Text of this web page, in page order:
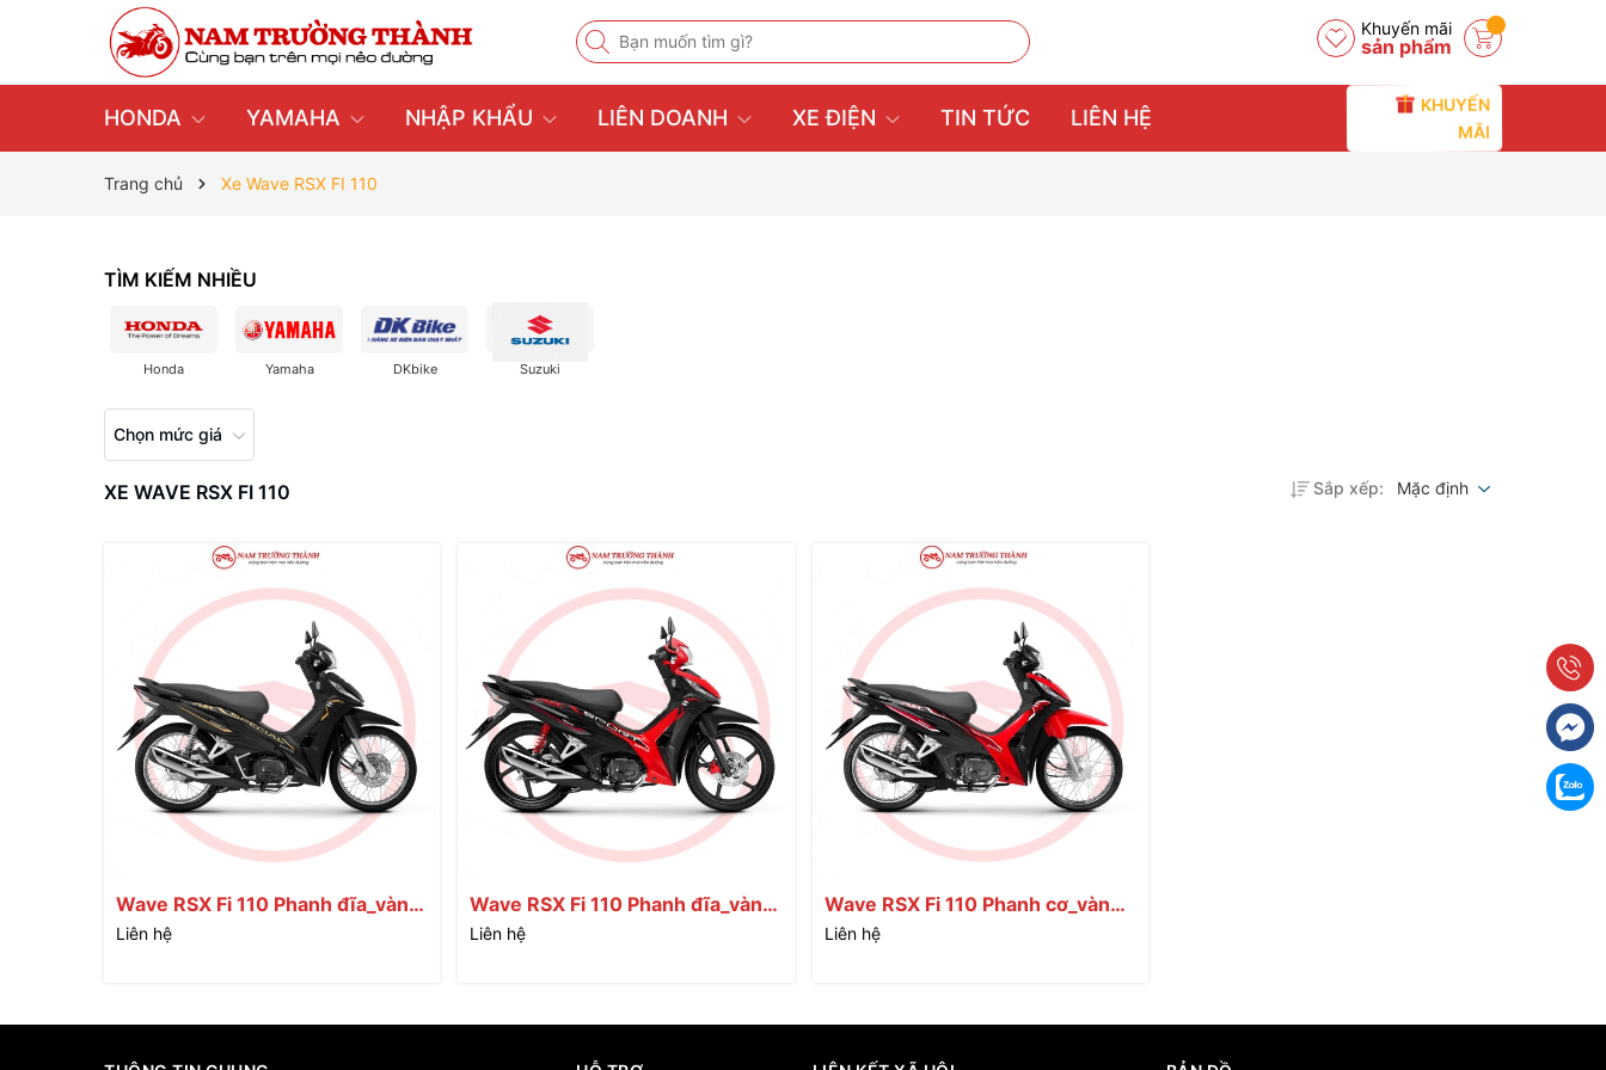
Khuyến mãi
sản phẩm
HONDA YAMAHA NHẬP KHẨU LIÊN DOANH XE ĐIỆN TIN TỨC LIÊN HỆ KHUYẾN
MÃI
Trang chủ Xe Wave RSX FI 110
TÌM KIẾM NHIỀU
Honda Yamaha DKbike Suzuki
Chọn mức giá
Sắp xếp: Mặc định
XE WAVE RSX FI 110
Wave RSX Fi 110 Phanh đĩa_vành
nan
Liên hệ
Wave RSX Fi 110 Phanh đĩa_vành
đúc
Liên hệ
Wave RSX Fi 110 Phanh cơ_vành
nan
Liên hệ